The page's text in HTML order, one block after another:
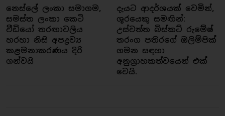
නෙස්ලේ ලංකා සමාගම,
සමස්ත ලංකා කෙටි
වීඩියෝ තරඟාවලිය
හරහා නිසි අපද්‍රව්‍ය
කළමනාකරණය දිරි
ගන්වයි
දැයට ආදර්ශයක් වෙමින්,
ශූරයෙකු සමඟින්:
උස්වත්ත බිස්කට් රුමේෂ්
තරංග පතිරගේ ඔලිම්පික්
ගමන සඳහා
අනුග්‍රාහකත්වයෙන් එක්
වෙයි.